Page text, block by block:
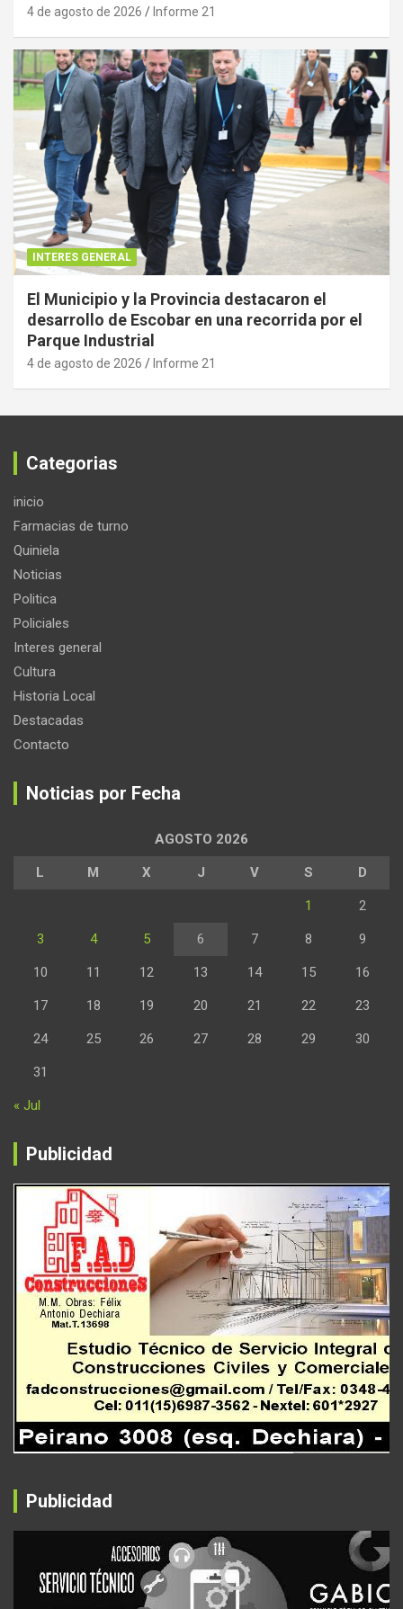
4 de agosto de 2026 Informe 21
INTERES GENERAL
El Municipio y la Provincia destacaron el
desarrollo de Escobar en una recorrida por el
Parque Industrial
4 de agosto de 2026 Informe 21
Categorias
inicio
Farmacias de turno
Quiniela
Noticias
Politica
Policiales
Interes general
Cultura
Historia Local
Destacadas
Contacto
Noticias por Fecha
AGOSTO 2026
L M X J V S D
1 2
3 4 5 6 7 8 9
10 11 12 13 14 15 16
17 18 19 20 21 22 23
24 25 26 27 28 29 30
31
« Jul
Publicidad
Publicidad